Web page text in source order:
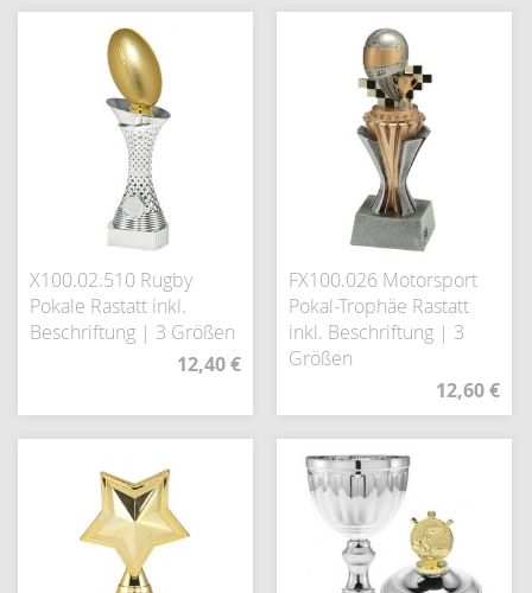
X100.02.510 Rugby
Pokale Rastatt inkl.
Beschriftung | 3 Größen
12,40 €
FX100.026 Motorsport
Pokal-Trophäe Rastatt
inkl. Beschriftung | 3
Größen
12,60 €